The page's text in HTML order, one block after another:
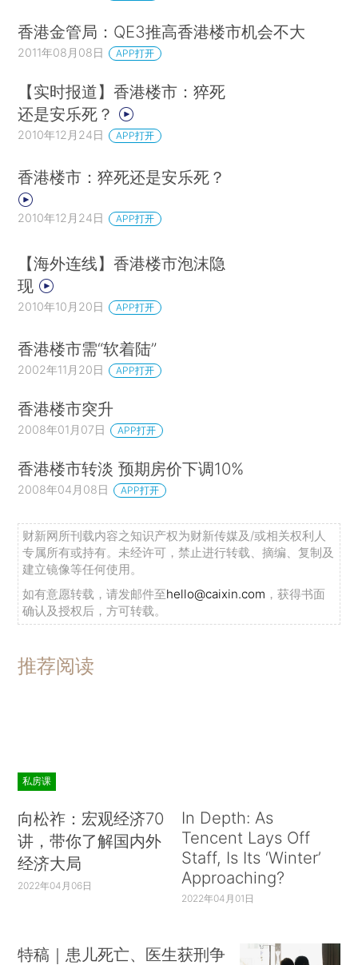
香港金管局：QE3推高香港楼市机会不大
2011年08月08日 APP打开
【实时报道】香港楼市：猝死
还是安乐死？
2010年12月24日 APP打开
香港楼市：猝死还是安乐死？
2010年12月24日 APP打开
【海外连线】香港楼市泡沫隐
现
2010年10月20日 APP打开
香港楼市需“软着陆”
2002年11月20日 APP打开
香港楼市突升
2008年01月07日 APP打开
香港楼市转淡 预期房价下调10%
2008年04月08日 APP打开
财新网所刊载内容之知识产权为财新传媒及/或相关权利人
专属所有或持有。未经许可，禁止进行转载、摘编、复制及
建立镜像等任何使用。
如有意愿转载，请发邮件至hello@caixin.com ，获得书面
确认及授权后，方可转载。
推荐阅读
私房课
向松祚：宏观经济70
讲，带你了解国内外
经济大局
2022年04月06日
In Depth: As
Tencent Lays Off
Staff, Is Its ‘Winter’
Approaching?
2022年04月01日
特稿｜患儿死亡、医生获刑争